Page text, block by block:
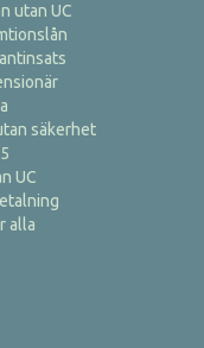
utan UC
säkerhet
UC
alla